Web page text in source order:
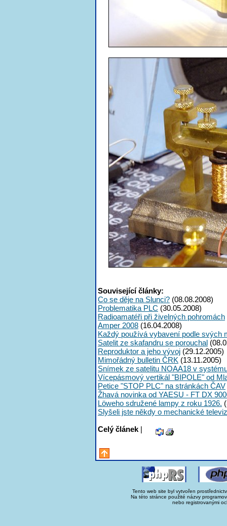
Související články:
Co se děje na Slunci? (08.08.2008)
Problematika PLC (30.05.2008)
Radioamatéři při živelných pohromách
Amper 2008 (16.04.2008)
Každý používá vybavení podle svých
Satelit ze skafandru se porouchal
Reproduktor a jeho vývoj (29.12.2005)
Mimořádný bulletin ČRK (13.11.2005)
Snímek ze satelitu NOAA18 v
Vícepásmový vertikál "BIPOLE" od
Petice "STOP PLC" na stránkách ČAV
Žhavá novinka od YAESU - FT DX
Löweho sdružené lampy z roku 1926.
Slyšeli jste někdy o mechanické
Celý článek |
Tento web site byl vytvořen
Na této stránce použité názvy
nebo registrovanými